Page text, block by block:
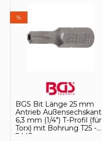
%
BGS Bit Länge 25 mm
Antrieb Außensechskant
6,3 mm (1/4") T-Profil (für
Torx) mit Bohrung T25 -
2442